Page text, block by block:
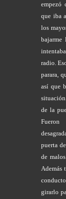
empezó
que iba
los
bajarme
radio.
parara,
así que
de la
puerta
de
Además
girarlo